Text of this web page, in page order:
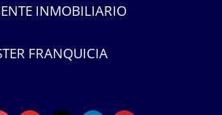
INMOBILIARIO
FRANQUICIA